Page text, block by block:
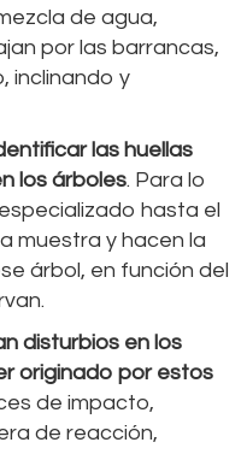
de agua,
por las barrancas,
inclinando y
las huellas
los árboles. Para lo
hasta el
muestra y hacen la
árbol, en función del
disturbios en los
originado por estos
de impacto,
de reacción,